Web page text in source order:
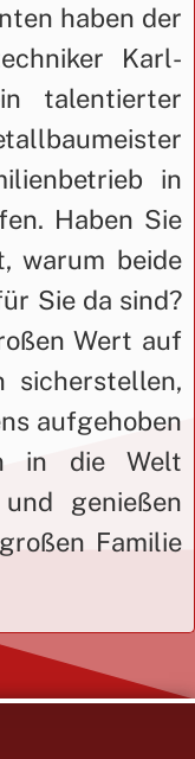
haben der
Karl-
talentierter
in
Haben Sie
warum beide
Sie da sind?
Wert auf
sicherstellen,
aufgehoben
in die Welt
genießen
Familie